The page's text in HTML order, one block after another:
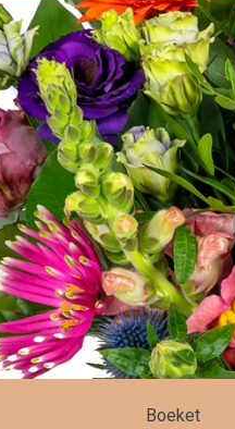
Boeket